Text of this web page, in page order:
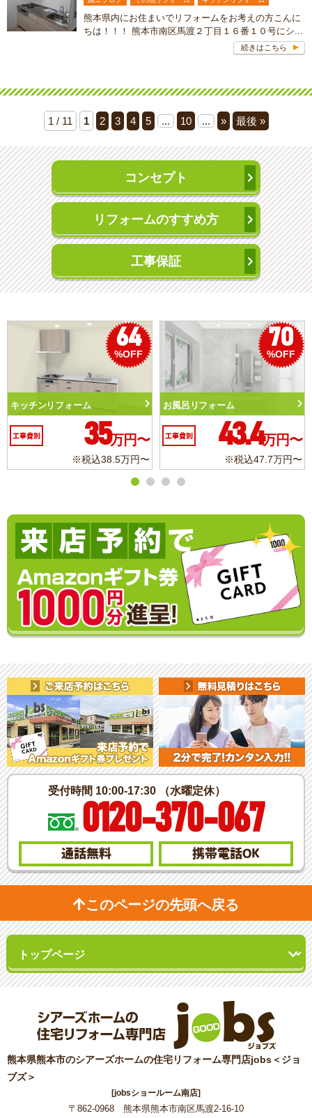
熊本県内にお住まいでリフォームをお考えの方こんに
ちは！！！ 熊本市南区馬渡２丁目１６番１０号にシ...
続きはこちら
1 / 11 1 2 3 4 5 ... 10 ... » 最後 »
コンセプト
リフォームのすすめ方
工事保証
70
%OFF
万円〜
50
トイレリフォーム
工事費別 10.3万円〜
※税込11.3万円〜
洗面化粧台リフォー
工事費別
※税
受付時間 10:00-17:30 （水曜定休）
0120-370-067
通話無料 携帯電話OK
このページの先頭へ戻る
熊本県熊本市のシアーズホームの住宅リフォーム専門店jobs＜ジョ
ブズ＞
[jobsショールーム南店]
〒862-0968 熊本県熊本市南区馬渡2-16-10